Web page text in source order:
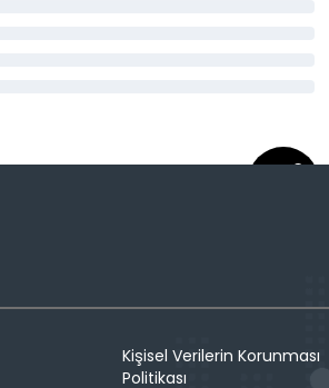
Kişisel Verilerin Korunması
Politikası